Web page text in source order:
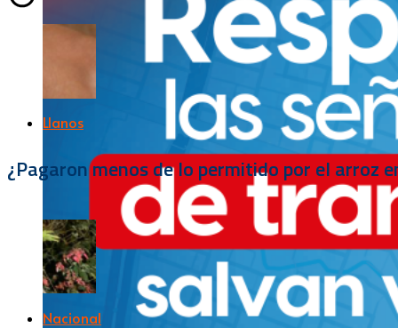
Llanos
¿Pagaron menos de lo permitido por el arroz
Nacional